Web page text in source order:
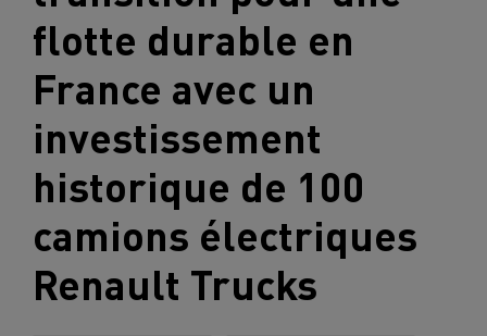
flotte durable en
France avec un
investissement
historique de 100
camions électriques
Renault Trucks